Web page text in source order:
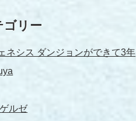
ゴリー
ネシス ダンジョンができて3年
ルゼ